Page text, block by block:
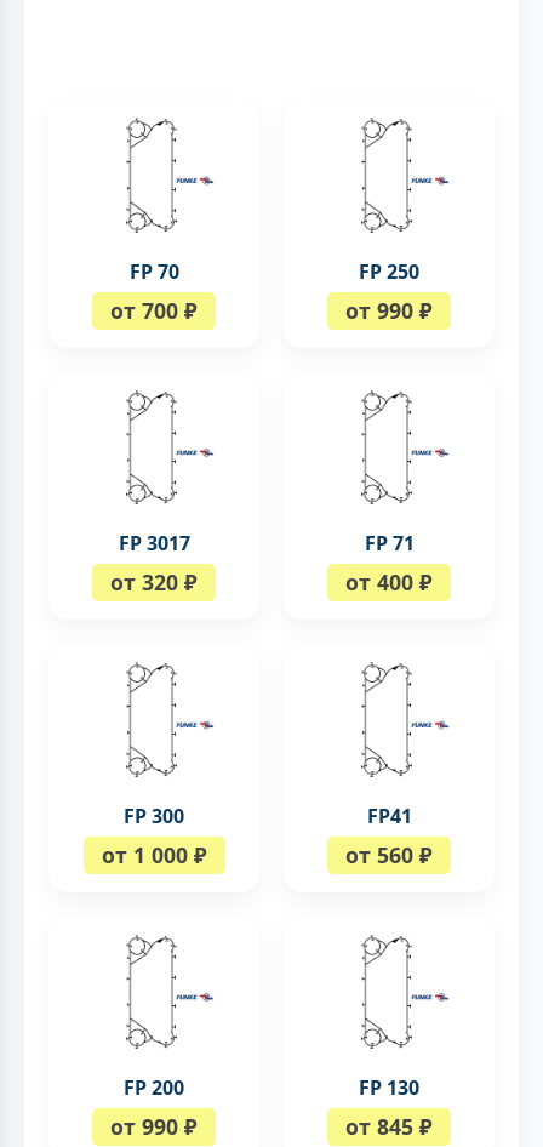
FP 70
от 700 ₽
FP 250
от 990 ₽
FP 3017
от 320 ₽
FP 71
от 400 ₽
FP 300
от 1 000 ₽
FP41
от 560 ₽
FP 200
от 990 ₽
FP 130
от 845 ₽